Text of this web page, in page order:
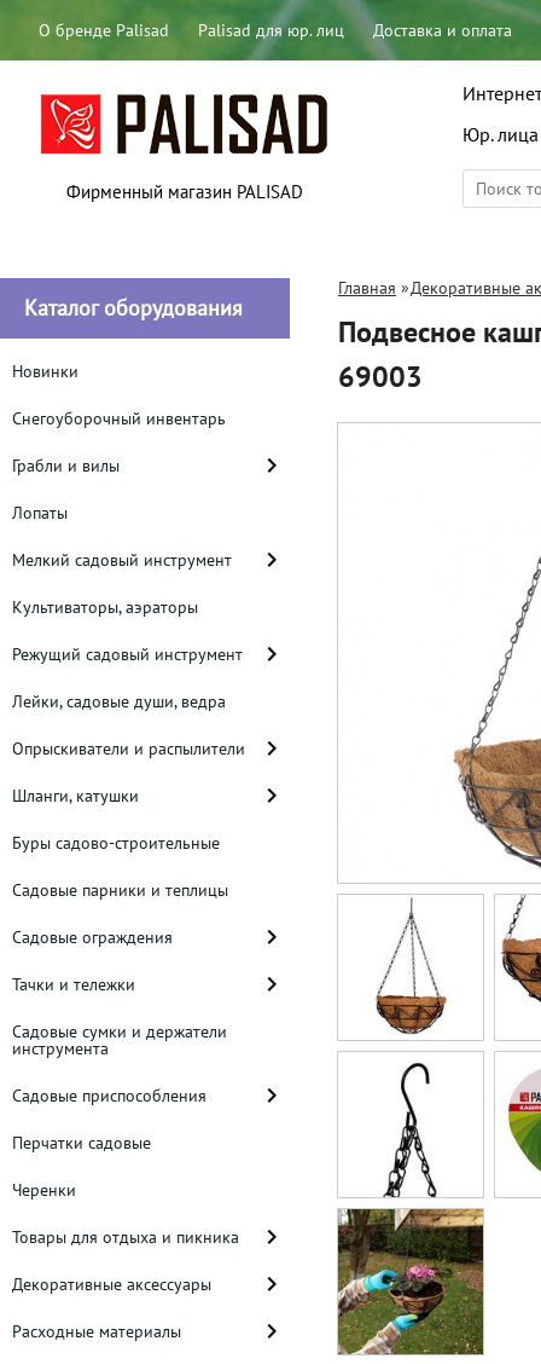
О бренде Palisad Palisad для юр. лиц Доставка и оплата
Фирменный магазин PALISAD
Юр. лица
Каталог оборудования
Новинки
Снегоуборочный инвентарь
Грабли и вилы
Лопаты
Мелкий садовый инструмент
Культиваторы, аэраторы
Режущий садовый инструмент
Лейки, садовые души, ведра
Опрыскиватели и распылители
Шланги, катушки
Буры садово-строительные
Садовые парники и теплицы
Садовые ограждения
Тачки и тележки
Садовые сумки и держатели
инструмента
Садовые приспособления
Перчатки садовые
Черенки
Товары для отдыха и пикника
Декоративные аксессуары
Расходные материалы
Главная »Декоративные
Подвесное
69003